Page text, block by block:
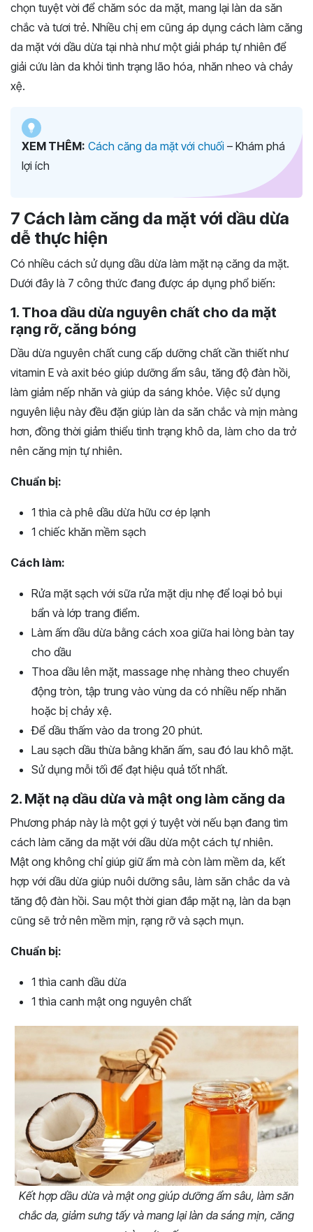
chọn tuyệt vời để chăm sóc da mặt, mang lại làn da săn
chắc và tươi trẻ. Nhiều chị em cũng áp dụng cách làm căng
da mặt với dầu dừa tại nhà như một giải pháp tự nhiên để
giải cứu làn da khỏi tình trạng lão hóa, nhăn nheo và chảy
xệ.
XEM THÊM: Cách căng da mặt với chuối – Khám phá
lợi ích
7 Cách làm căng da mặt với dầu dừa
dễ thực hiện
Có nhiều cách sử dụng dầu dừa làm mặt nạ căng da mặt.
Dưới đây là 7 công thức đang được áp dụng phổ biến:
1. Thoa dầu dừa nguyên chất cho da mặt
rạng rỡ, căng bóng
Dầu dừa nguyên chất cung cấp dưỡng chất cần thiết như
vitamin E và axit béo giúp dưỡng ẩm sâu, tăng độ đàn hồi,
làm giảm nếp nhăn và giúp da sáng khỏe. Việc sử dụng
nguyên liệu này đều đặn giúp làn da săn chắc và mịn màng
hơn, đồng thời giảm thiểu tình trạng khô da, làm cho da trở
nên căng mịn tự nhiên.
Chuẩn bị:
1 thìa cà phê dầu dừa hữu cơ ép lạnh
1 chiếc khăn mềm sạch
Cách làm:
Rửa mặt sạch với sữa rửa mặt dịu nhẹ để loại bỏ bụi
bẩn và lớp trang điểm.
Làm ấm dầu dừa bằng cách xoa giữa hai lòng bàn tay
cho dầu
Thoa dầu lên mặt, massage nhẹ nhàng theo chuyển
động tròn, tập trung vào vùng da có nhiều nếp nhăn
hoặc bị chảy xệ.
Để dầu thấm vào da trong 20 phút.
Lau sạch dầu thừa bằng khăn ấm, sau đó lau khô mặt.
Sử dụng mỗi tối để đạt hiệu quả tốt nhất.
2. Mặt nạ dầu dừa và mật ong làm căng da
Phương pháp này là một gợi ý tuyệt vời nếu bạn đang tìm
cách làm căng da mặt với dầu dừa một cách tự nhiên.
Mật ong không chỉ giúp giữ ẩm mà còn làm mềm da, kết
hợp với dầu dừa giúp nuôi dưỡng sâu, làm săn chắc da và
tăng độ đàn hồi. Sau một thời gian đắp mặt nạ, làn da bạn
cũng sẽ trở nên mềm mịn, rạng rỡ và sạch mụn.
Chuẩn bị:
1 thìa canh dầu dừa
1 thìa canh mật ong nguyên chất
Kết hợp dầu dừa và mật ong giúp dưỡng ẩm sâu, làm săn
chắc da, giảm sưng tấy và mang lại làn da sáng mịn, căng